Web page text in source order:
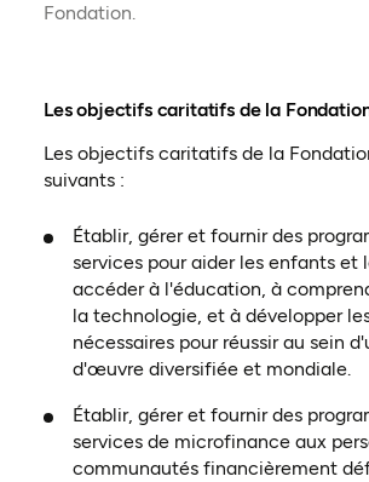
Fondation.
Les objectifs caritatifs de la
Les objectifs caritatifs de la
suivants :
Établir, gérer et fournir des
services pour aider les enfants et
accéder à l'éducation, à
la technologie, et à développer
nécessaires pour réussir au sein
d'œuvre diversifiée et mondiale.
Établir, gérer et fournir des
services de microfinance aux
communautés financièrement